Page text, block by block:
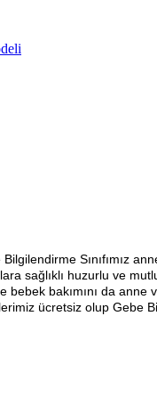
Bilgilendirme
sağlıklı huzurlu ve
bakımını da anne
ücretsiz olup Gebe